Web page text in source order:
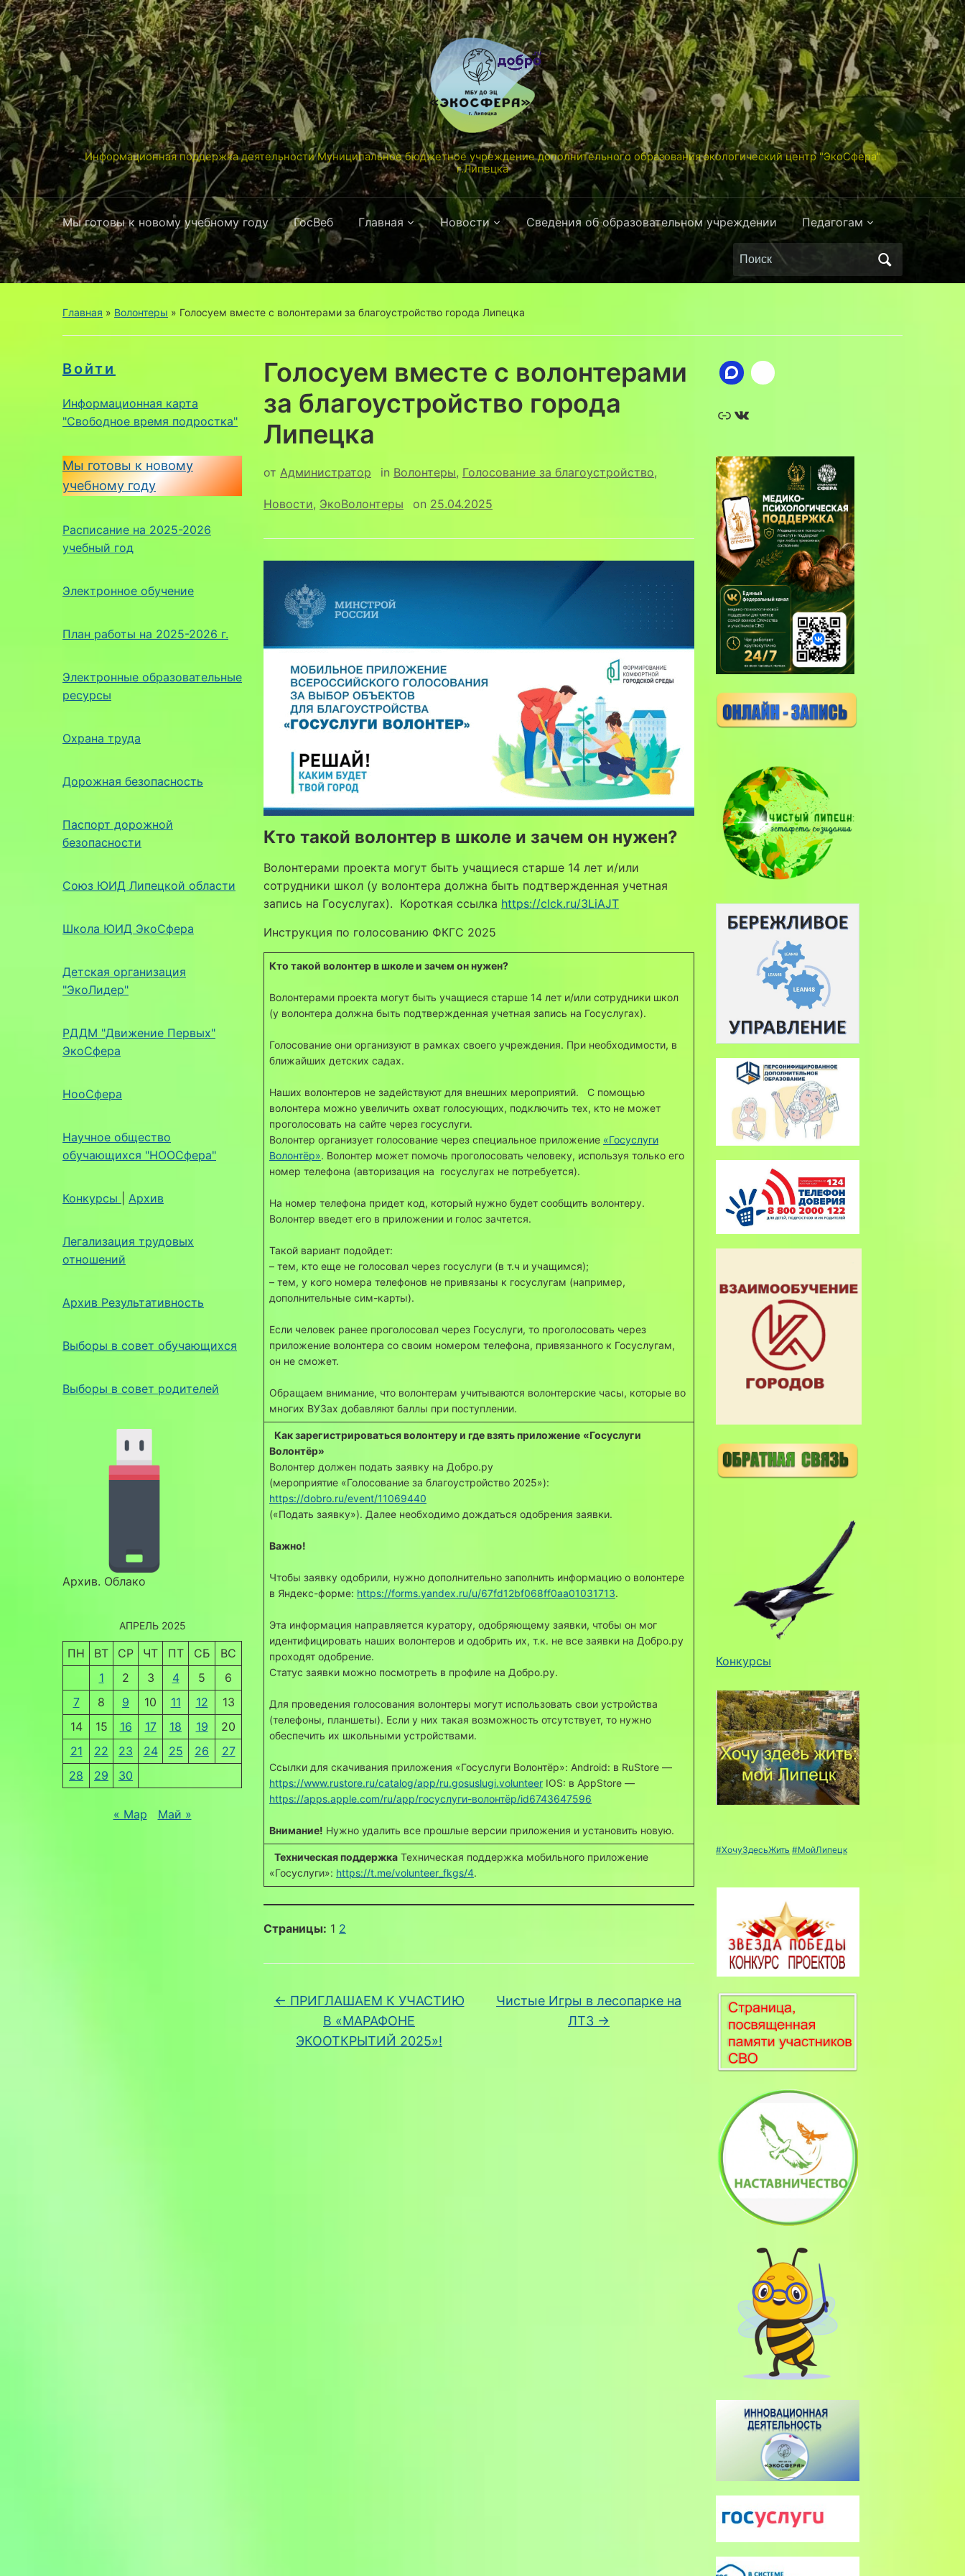
Информационная поддержка деятельности Муниципальное бюджетное учреждение дополнительного образования экологический центр "ЭкоСфера"
г.Липецка
Мы готовы к новому учебному году ГосВеб Главная Новости Сведения об образовательном учреждении Педагогам
Поиск
по:
Главная » Волонтеры » Голосуем вместе с волонтерами за благоустройство города Липецка
Войти
Информационная карта
"Свободное время подростка"
Мы готовы к новому
учебному году
Расписание на 2025-2026
учебный год
Электронное обучение
План работы на 2025-2026 г.
Электронные образовательные
ресурсы
Охрана труда
Дорожная безопасность
Паспорт дорожной
безопасности
Союз ЮИД Липецкой области
Школа ЮИД ЭкоСфера
Детская организация
"ЭкоЛидер"
РДДМ "Движение Первых"
ЭкоСфера
НооСфера
Научное общество
обучающихся "НООСфера"
Конкурсы Архив
Легализация трудовых
отношений
Архив Результативность
Выборы в совет обучающихся
Выборы в совет родителей
Архив. Облако
АПРЕЛЬ 2025
ПН ВТ СР ЧТ ПТ СБ
ВС
1
2 3 4 5
6
7
8 9 10 11 12
13
14
15 16 17 18 19
20
21
22 23 24 25 26
27
28
29 30
« Мар Май »
Голосуем вместе с волонтерами
за благоустройство города
Липецка
от Администратор in Волонтеры, Голосование за благоустройство,
Новости, ЭкоВолонтеры on 25.04.2025
Кто такой волонтер в школе и зачем он нужен?
Волонтерами проекта могут быть учащиеся старше 14 лет и/или
сотрудники школ (у волонтера должна быть подтвержденная учетная
запись на Госуслугах). Короткая ссылка https://clck.ru/3LiAJT
Инструкция по голосованию ФКГС 2025
Кто такой волонтер в школе и зачем он нужен?
Волонтерами проекта могут быть учащиеся старше 14 лет и/или сотрудники школ
(у волонтера должна быть подтвержденная учетная запись на Госуслугах).
Голосование они организуют в рамках своего учреждения. При необходимости, в
ближайших детских садах.
Наших волонтеров не задействуют для внешних мероприятий. С помощью
волонтера можно увеличить охват голосующих, подключить тех, кто не может
проголосовать на сайте через госуслуги.
Волонтер организует голосование через специальное приложение «Госуслуги
Волонтёр». Волонтер может помочь проголосовать человеку, используя только его
номер телефона (авторизация на госуслугах не потребуется).
На номер телефона придет код, который нужно будет сообщить волонтеру.
Волонтер введет его в приложении и голос зачтется.
Такой вариант подойдет:
– тем, кто еще не голосовал через госуслуги (в т.ч и учащимся);
– тем, у кого номера телефонов не привязаны к госуслугам (например,
дополнительные сим-карты).
Если человек ранее проголосовал через Госуслуги, то проголосовать через
приложение волонтера со своим номером телефона, привязанного к Госуслугам,
он не сможет.
Обращаем внимание, что волонтерам учитываются волонтерские часы, которые во
многих ВУЗах добавляют баллы при поступлении.
Как зарегистрироваться волонтеру и где взять приложение «Госуслуги
Волонтёр»
Волонтер должен подать заявку на Добро.ру
(мероприятие «Голосование за благоустройство 2025»):
https://dobro.ru/event/11069440
(«Подать заявку»). Далее необходимо дождаться одобрения заявки.
Важно!
Чтобы заявку одобрили, нужно дополнительно заполнить информацию о волонтере
в Яндекс-форме: https://forms.yandex.ru/u/67fd12bf068ff0aa01031713.
Эта информация направляется куратору, одобряющему заявки, чтобы он мог
идентифицировать наших волонтеров и одобрить их, т.к. не все заявки на Добро.ру
проходят одобрение.
Статус заявки можно посмотреть в профиле на Добро.ру.
Для проведения голосования волонтеры могут использовать свои устройства
(телефоны, планшеты). Если у них такая возможность отсутствует, то нужно
обеспечить их школьными устройствами.
Ссылки для скачивания приложения «Госуслуги Волонтёр»: Android: в RuStore —
https://www.rustore.ru/catalog/app/ru.gosuslugi.volunteer IOS: в AppStore —
https://apps.apple.com/ru/app/госуслуги-волонтёр/id6743647596
Внимание! Нужно удалить все прошлые версии приложения и установить новую.
Техническая поддержка Техническая поддержка мобильного приложение
«Госуслуги»: https://t.me/volunteer_fkgs/4.
Страницы: 1 2
← ПРИГЛАШАЕМ К УЧАСТИЮ
В «МАРАФОНЕ
ЭКООТКРЫТИЙ 2025»!
Чистые Игры в лесопарке на
ЛТЗ →
Ссылка
Конкурсы
#ХочуЗдесьЖить #МойЛипецк